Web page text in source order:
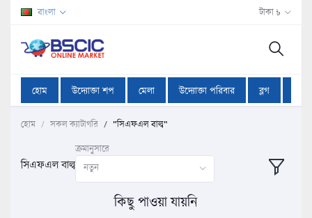
বাংলা টাকা ৳
হোম উদ্যোক্তা শপ মেলা উদ্যোক্তা পরিবার ব্লগ
হোম সকল ক্যাটাগরি "সিএফএল বাল্ব"
সিএফএল বাল্ব
ক্রমানুসারে
নতুন
কিছু পাওয়া যায়নি